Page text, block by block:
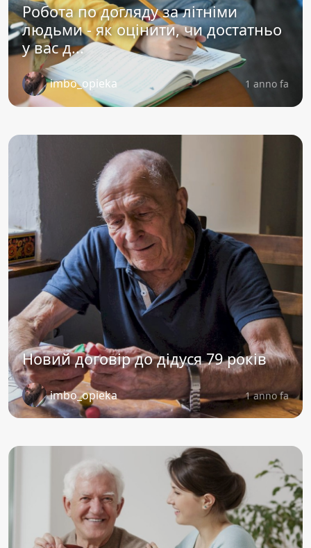
Робота по догляду за літніми
людьми - як оцінити, чи достатньо
у вас д...
imbo_opieka 1 anno fa
Новий договір до дідуся 79 років
imbo_opieka 1 anno fa